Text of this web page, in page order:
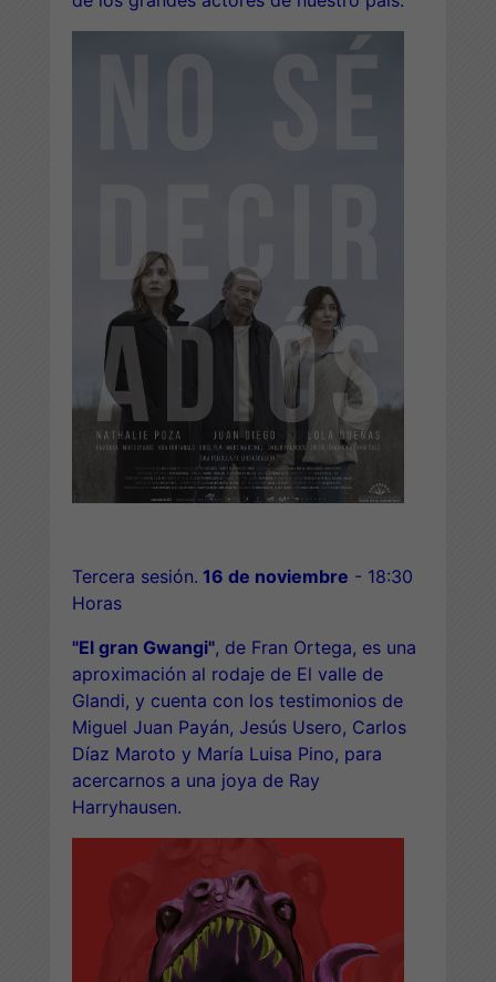
Tercera sesión. 16 de noviembre - 18:30
Horas
"El gran Gwangi", de Fran Ortega, es una
aproximación al rodaje de El valle de
Glandi, y cuenta con los testimonios de
Miguel Juan Payán, Jesús Usero, Carlos
Díaz Maroto y María Luisa Pino, para
acercarnos a una joya de Ray
Harryhausen.